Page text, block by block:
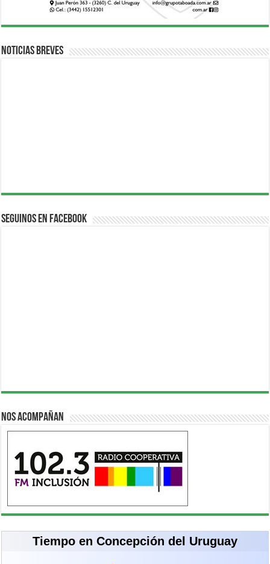
Noticias breves
Seguinos en Facebook
Nos acompañan
Tiempo en Concepción del Uruguay